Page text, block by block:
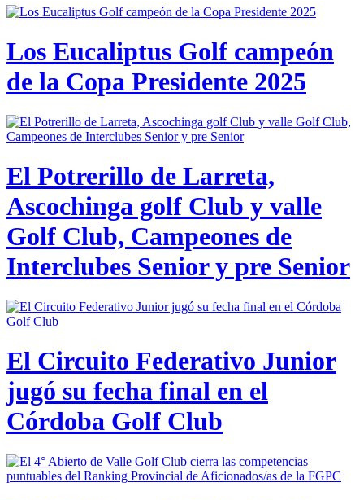
Los Eucaliptus Golf campeón
de la Copa Presidente 2025
El Potrerillo de Larreta,
Ascochinga golf Club y valle
Golf Club, Campeones de
Interclubes Senior y pre Senior
El Circuito Federativo Junior
jugó su fecha final en el
Córdoba Golf Club